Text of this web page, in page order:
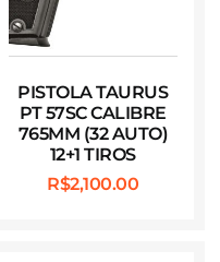
PISTOLA TAURUS
PT 57SC CALIBRE
765MM (32 AUTO)
12+1 TIROS
R$2,100.00